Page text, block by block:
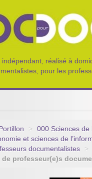
indépendant, réalisé à
pour les
2023
> 000 Sciences de
et sciences de
documentalistes
>
professeur(e)s